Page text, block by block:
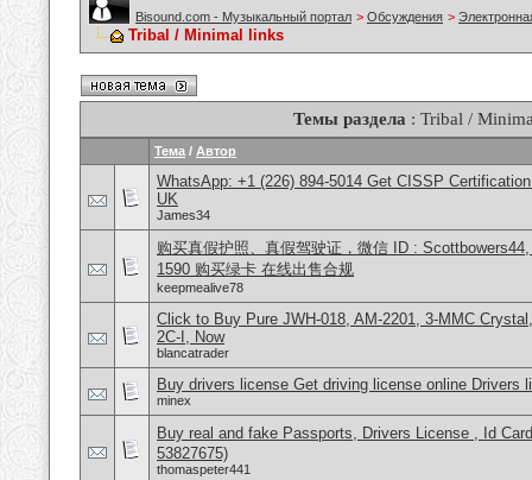
Bisound.com - Музыкальный портал > Обсуждения >
Tribal / Minimal links
Темы раздела : Tribal /
Тема / Автор
WhatsApp: +1 (226) 894-5014​ Get CISSP
UK
James34
购买真假护照、真假驾驶证，微信 ID :
1590 购买绿卡 在线出售合规
keepmealive78
Click to Buy Pure JWH-018, AM-2201, 3-MMC
2C-I, Now
blancatrader
Buy drivers license Get driving license online Drivers
minex
Buy real and fake Passports, Drivers License , Id
53827675)
thomaspeter441